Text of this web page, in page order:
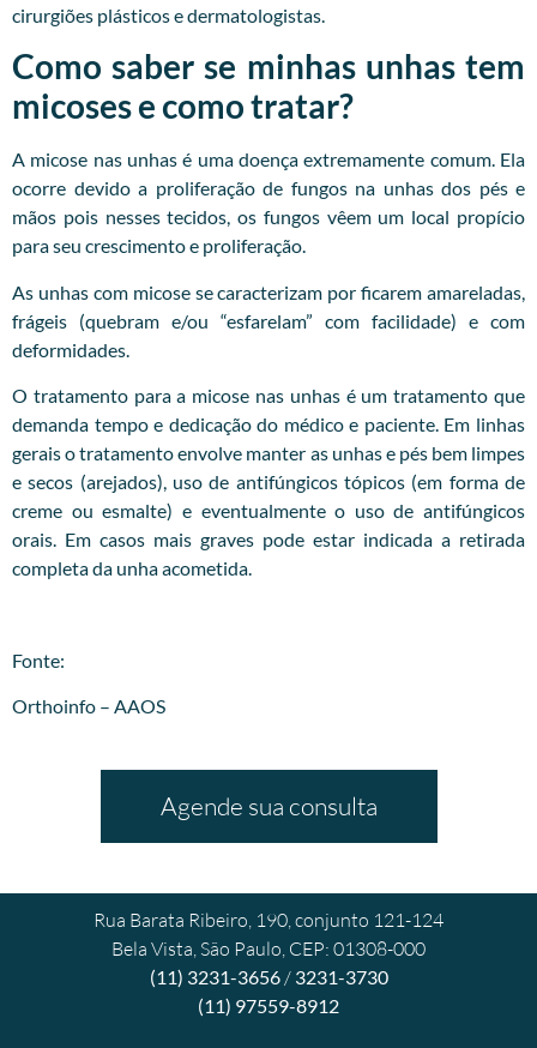
cirurgiões plásticos e dermatologistas.
Como saber se minhas unhas tem
micoses e como tratar?
A micose nas unhas é uma doença extremamente comum. Ela
ocorre devido a proliferação de fungos na unhas dos pés e
mãos pois nesses tecidos, os fungos vêem um local propício
para seu crescimento e proliferação.
As unhas com micose se caracterizam por ficarem amareladas,
frágeis (quebram e/ou “esfarelam” com facilidade) e com
deformidades.
O tratamento para a micose nas unhas é um tratamento que
demanda tempo e dedicação do médico e paciente. Em linhas
gerais o tratamento envolve manter as unhas e pés bem limpes
e secos (arejados), uso de antifúngicos tópicos (em forma de
creme ou esmalte) e eventualmente o uso de antifúngicos
orais. Em casos mais graves pode estar indicada a retirada
completa da unha acometida.
Fonte:
Orthoinfo – AAOS
Agende sua consulta
Rua Barata Ribeiro, 190, conjunto 121-124
Bela Vista, São Paulo, CEP: 01308-000
(11) 3231-3656/ 3231-3730
(11) 97559-8912